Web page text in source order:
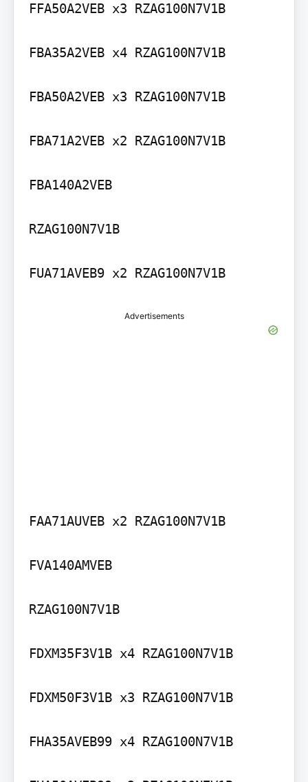
FFA50A2VEB x3 RZAG100N7V1B
FBA35A2VEB x4 RZAG100N7V1B
FBA50A2VEB x3 RZAG100N7V1B
FBA71A2VEB x2 RZAG100N7V1B
FBA140A2VEB
RZAG100N7V1B
FUA71AVEB9 x2 RZAG100N7V1B
Advertisements
FAA71AUVEB x2 RZAG100N7V1B
FVA140AMVEB
RZAG100N7V1B
FDXM35F3V1B x4 RZAG100N7V1B
FDXM50F3V1B x3 RZAG100N7V1B
FHA35AVEB99 x4 RZAG100N7V1B